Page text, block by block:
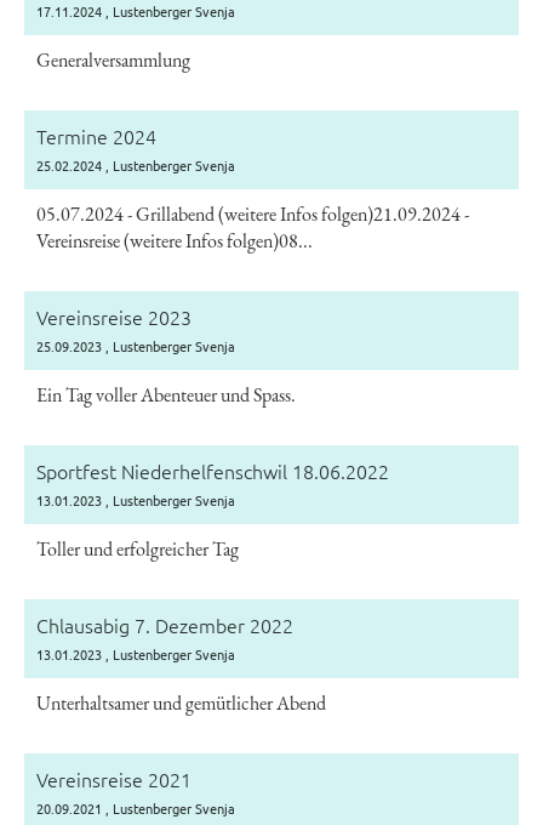
17.11.2024 , Lustenberger Svenja
Generalversammlung
Termine 2024
25.02.2024 , Lustenberger Svenja
05.07.2024 - Grillabend (weitere Infos folgen)21.09.2024 -
Vereinsreise (weitere Infos folgen)08...
Vereinsreise 2023
25.09.2023 , Lustenberger Svenja
Ein Tag voller Abenteuer und Spass.
Sportfest Niederhelfenschwil 18.06.2022
13.01.2023 , Lustenberger Svenja
Toller und erfolgreicher Tag
Chlausabig 7. Dezember 2022
13.01.2023 , Lustenberger Svenja
Unterhaltsamer und gemütlicher Abend
Vereinsreise 2021
20.09.2021 , Lustenberger Svenja